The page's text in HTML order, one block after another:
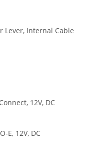
Lever, Internal Cable
12V, DC
E, 12V, DC